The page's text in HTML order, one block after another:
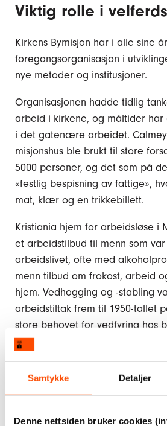
Samtykke Detaljer
Denne nettsiden bruker cookies
Viktig rolle i
Kirkens Bymisjon har i alle sine
foregangsorganisasjon i
nye metoder og institusjoner.
Organisasjonen hadde tidlig
arbeid i kirkene, og måltider
i det gatenære arbeidet.
misjonshus ble brukt til store
5000 personer, og det som på
«festlig bespisning av fattige»,
mat, klær og en trikkebillett.
Kristiania hjem for arbeidsløse i
et arbeidstilbud til menn som
arbeidslivet, ofte med
menn tilbud om frokost, arbeid
hjem. Vedhogging og -stabling
arbeidstiltak frem til 1950-tallet
store behovet for vedfyring hos
På Asylet drev Kirkens
I etterkrigstiden handlet mye av